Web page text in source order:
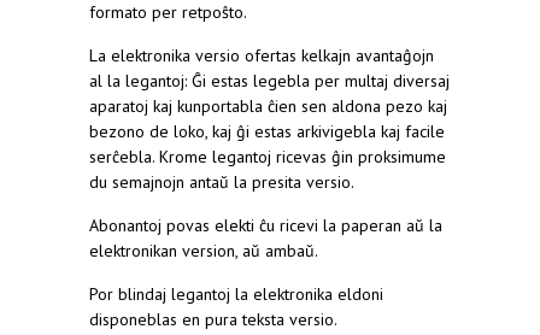
formato per retpoŝto.
La elektronika versio ofertas kelkajn avantaĝojn
al la legantoj: Ĝi estas legebla per multaj diversaj
aparatoj kaj kunportabla ĉien sen aldona pezo kaj
bezono de loko, kaj ĝi estas arkivigebla kaj facile
serĉebla. Krome legantoj ricevas ĝin proksimume
du semajnojn antaŭ la presita versio.
Abonantoj povas elekti ĉu ricevi la paperan aŭ la
elektronikan version, aŭ ambaŭ.
Por blindaj legantoj la elektronika eldoni
disponeblas en pura teksta versio.